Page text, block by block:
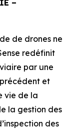
–
de drones ne
redéfinit
par une
et
vie de la
la gestion des
des